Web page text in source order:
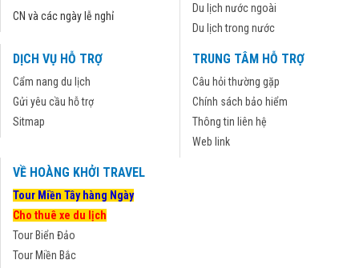
CN và các ngày lễ nghỉ
Du lịch nước ngoài
Du lịch trong nước
DỊCH VỤ HỖ TRỢ
Cẩm nang du lịch
Gửi yêu cầu hỗ trợ
Sitmap
TRUNG TÂM HỖ TRỢ
Câu hỏi thường gặp
Chính sách bảo hiểm
Thông tin liên hệ
Web link
VỀ HOÀNG KHỞI TRAVEL
Tour Miền Tây hàng Ngày
Cho thuê xe du lịch
Tour Biển Đảo
Tour Miền Bắc